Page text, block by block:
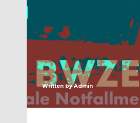
Written byAdmin